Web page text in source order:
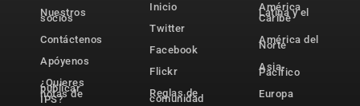
Nuestros
socios
Contáctenos
Apóyenos
¿Quieres
publicar
notas de
IPS?
Inicio
Twitter
Facebook
Flickr
Reglas de
comunidad
América
Latina y el
Caribe
América del
Norte
Asia-
Pacífico
Europa